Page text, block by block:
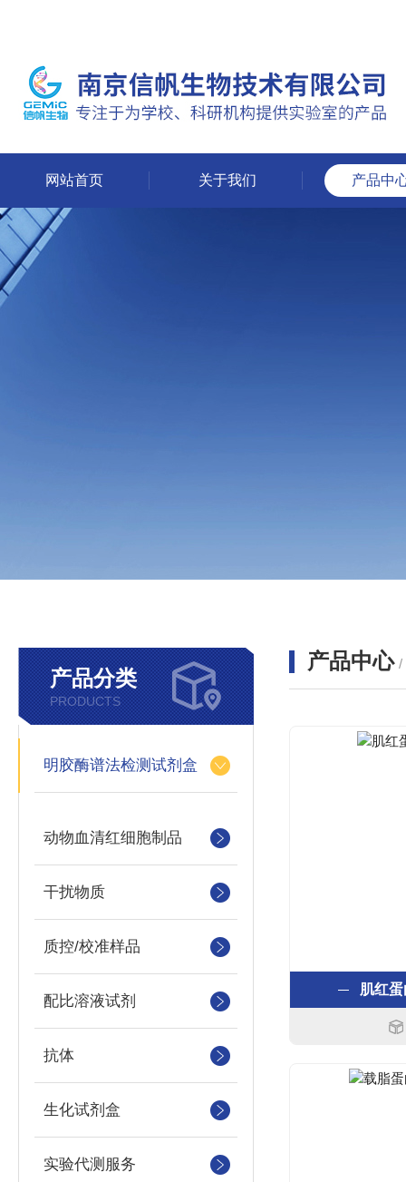
网站首页 关于我们 产品中
产品分类
PRODUCTS
明胶酶谱法检测试剂盒
动物血清红细胞制品
干扰物质
质控/校准样品
配比溶液试剂
抗体
生化试剂盒
实验代测服务
产品中心 /
肌红